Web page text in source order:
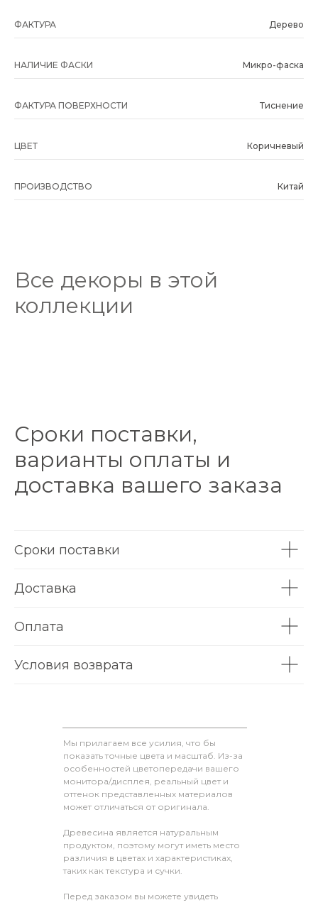
ФАКТУРА Дерево
НАЛИЧИЕ ФАСКИ Микро-фаска
ФАКТУРА ПОВЕРХНОСТИ Тиснение
ЦВЕТ Коричневый
ПРОИЗВОДСТВО Китай
Все декоры в этой
коллекции
Сроки поставки,
варианты оплаты и
доставка вашего заказа
Сроки поставки
Доставка
Оплата
Условия возврата
Мы прилагаем все усилия, что бы
показать точные цвета и масштаб. Из-за
особенностей цветопередачи вашего
монитора/дисплея, реальный цвет и
оттенок представленных материалов
может отличаться от оригинала.
Древесина является натуральным
продуктом, поэтому могут иметь место
различия в цветах и характеристиках,
таких как текстура и сучки.
Перед заказом вы можете увидеть